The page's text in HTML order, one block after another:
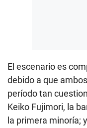
El escenario es
debido a que
período tan
Keiko Fujimori, la
la primera minoría;